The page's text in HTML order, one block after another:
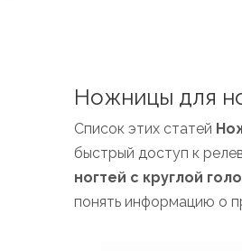
Ножницы для
Список этих статей
быстрый доступ к
ногтей с круглой
понять информацию о